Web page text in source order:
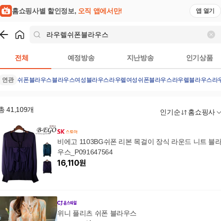
홈쇼핑사별 할인정보, 오직 앱에서만! 앱 열기
전체 예정방송 지난방송 인기상품
연관 쉬폰블라우스블라우스여성블라우스라우렐여성쉬폰블라우스라우렐블라우스라
41,109개 인기순 홈쇼핑사
비에고 1103BG쉬폰 리본 목걸이 장식 라운드 니트 블
우스_P091647564
16,110원
위니 플리츠 쉬폰 블라우스